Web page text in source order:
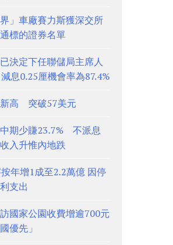
」車廠賽力斯獲深交所
標的證券名單
決定下任聯儲局主席人
息0.25厘機會率為87.4%
高 突破57美元
期少賺23.7% 不派息
入升惟內地跌
年增1成至2.2萬億 因停
支出
國家公園收費增逾700元
優先」